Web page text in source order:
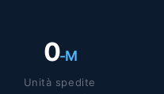
0-M
Unità spedite